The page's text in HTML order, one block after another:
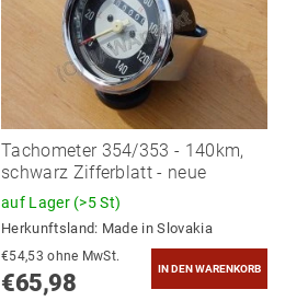
Tachometer 354/353 - 140km,
schwarz Zifferblatt - neue
auf Lager (>5 St)
Herkunftsland: Made in Slovakia
€54,53 ohne MwSt.
€65,98